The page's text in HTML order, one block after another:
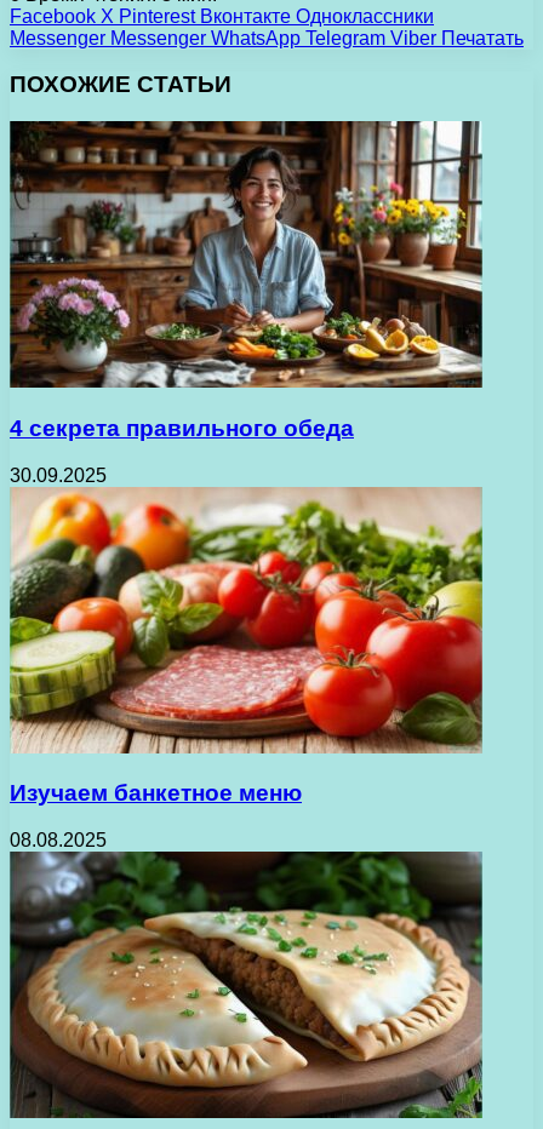
Facebook X Pinterest Вконтакте Одноклассники
Messenger Messenger WhatsApp Telegram Viber Печатать
ПОХОЖИЕ СТАТЬИ
4 секрета правильного обеда
30.09.2025
Изучаем банкетное меню
08.08.2025